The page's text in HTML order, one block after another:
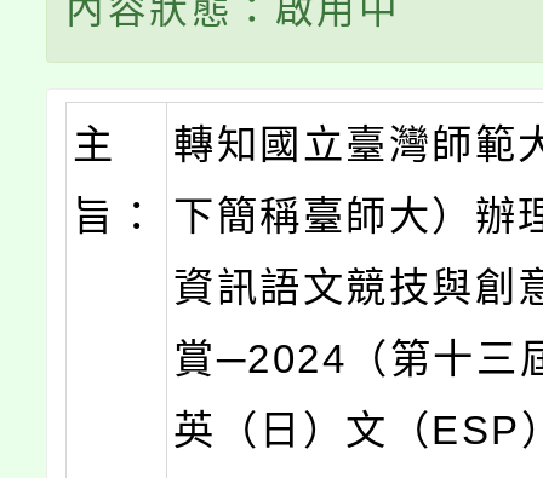
內容狀態：啟用中
主
旨：
轉知國立臺灣師範
下簡稱臺師大）辦
資訊語文競技與創
賞─2024（第十三
英（日）文（ESP